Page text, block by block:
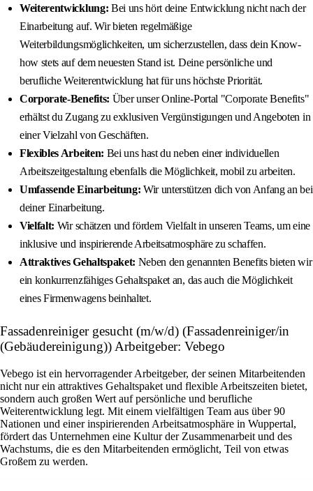
Weiterentwicklung: Bei uns hört deine Entwicklung nicht nach der
Einarbeitung auf. Wir bieten regelmäßige
Weiterbildungsmöglichkeiten, um sicherzustellen, dass dein Know-
how stets auf dem neuesten Stand ist. Deine persönliche und
berufliche Weiterentwicklung hat für uns höchste Priorität.
Corporate-Benefits: Über unser Online-Portal "Corporate Benefits"
erhältst du Zugang zu exklusiven Vergünstigungen und Angeboten in
einer Vielzahl von Geschäften.
Flexibles Arbeiten: Bei uns hast du neben einer individuellen
Arbeitszeitgestaltung ebenfalls die Möglichkeit, mobil zu arbeiten.
Umfassende Einarbeitung: Wir unterstützen dich von Anfang an bei
deiner Einarbeitung.
Vielfalt: Wir schätzen und fördern Vielfalt in unseren Teams, um eine
inklusive und inspirierende Arbeitsatmosphäre zu schaffen.
Attraktives Gehaltspaket: Neben den genannten Benefits bieten wir
ein konkurrenzfähiges Gehaltspaket an, das auch die Möglichkeit
eines Firmenwagens beinhaltet.
Fassadenreiniger gesucht (m/w/d) (Fassadenreiniger/in
(Gebäudereinigung)) Arbeitgeber: Vebego
Vebego ist ein hervorragender Arbeitgeber, der seinen Mitarbeitenden
nicht nur ein attraktives Gehaltspaket und flexible Arbeitszeiten bietet,
sondern auch großen Wert auf persönliche und berufliche
Weiterentwicklung legt. Mit einem vielfältigen Team aus über 90
Nationen und einer inspirierenden Arbeitsatmosphäre in Wuppertal,
fördert das Unternehmen eine Kultur der Zusammenarbeit und des
Wachstums, die es den Mitarbeitenden ermöglicht, Teil von etwas
Großem zu werden.